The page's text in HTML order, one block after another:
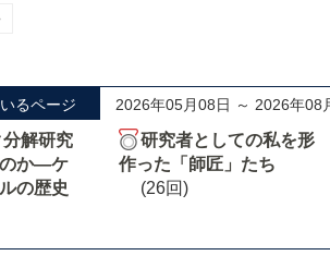
るページ 2026年05月08日 ～ 2026年08
解研究
のか―ケ
の歴史
研究者としての私を形
作った「師匠」たち
(26回)